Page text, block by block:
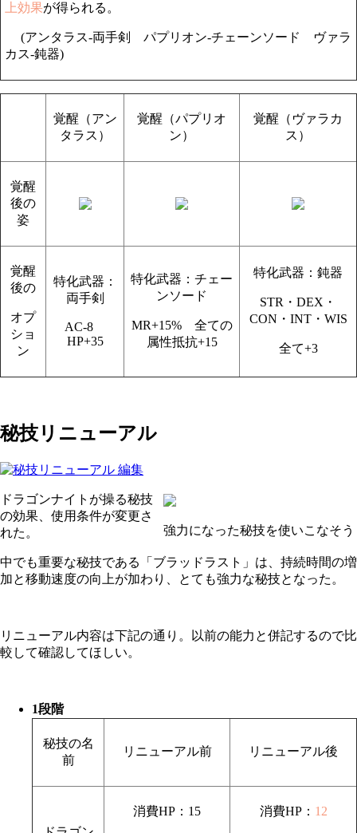
上効果が得られる。
(アンタラス-両手剣 パプリオン-チェーンソード ヴァラ
カス-鈍器)
覚醒（アン
タラス）
覚醒（パプリオ
ン）
覚醒（ヴァラカ
ス）
覚醒
後の
姿
覚醒
後の
オプ
ショ
ン
特化武器：
両手剣
AC-8
HP+35
特化武器：チェー
ンソード
MR+15% 全ての
属性抵抗+15
特化武器：鈍器
STR・DEX・
CON・INT・WIS
全て+3
秘技リニューアル
強力になった秘技を使いこなそう
ドラゴンナイトが操る秘技
の効果、使用条件が変更さ
れた。
中でも重要な秘技である「ブラッドラスト」は、持続時間の増
加と移動速度の向上が加わり、とても強力な秘技となった。
リニューアル内容は下記の通り。以前の能力と併記するので比
較して確認してほしい。
1段階
秘技の名
前
リニューアル前 リニューアル後
消費HP：15 消費HP： 12